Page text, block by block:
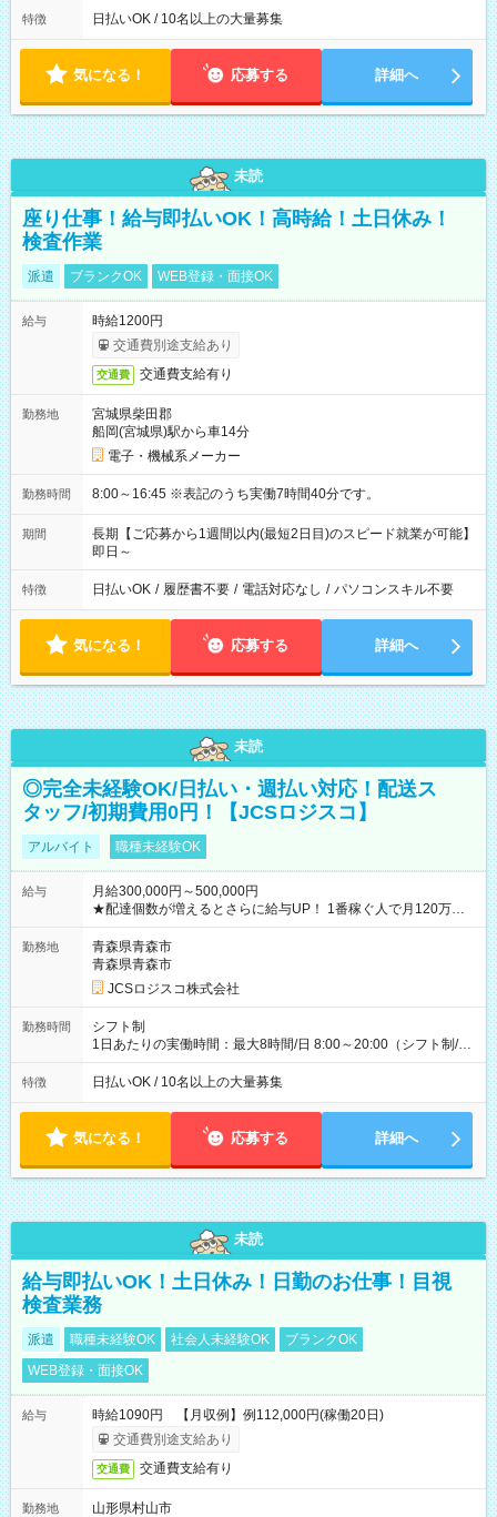
によって時間外での勤務可能性有り ※案件により多少の前後あ
特徴 日払いOK / 10名以上の大量募集
気になる！ 応募する 詳細へ
未読
座り仕事！給与即払いOK！高時給！土日休み！
検査作業
派遣 ブランクOK WEB登録・面接OK
給与
時給1200円
交通費別途支給あり
交通費 交通費支給有り
勤務地
宮城県柴田郡
船岡(宮城県)駅から車14分
電子・機械系メーカー
勤務時間 8:00～16:45 ※表記のうち実働7時間40分です。
期間
長期【ご応募から1週間以内(最短2日目)のスピード就業が可能】
即日～
特徴 日払いOK / 履歴書不要 / 電話対応なし / パソコンスキル不要
気になる！ 応募する 詳細へ
未読
◎完全未経験OK/日払い・週払い対応！配送ス
タッフ/初期費用0円！【JCSロジスコ】
アルバイト 職種未経験OK
給与
月給300,000円～500,000円
★配達個数が増えるとさらに給与UP！ 1番稼ぐ人で月120万ほ
ど！ ・主要都市エリア 月収55万円／週5日稼働 月収65万~112
万円／週6日稼働 ・地方郊外エリア 月収40万円／週5日稼働 月
収40万円~50万円／週6日稼働 ＜モデルイメージ＞ ■月収50万
円 (27歳男性/江東区在住)※元建築関係 1日150個配達×25日勤務
(日休み) ■月収80万円(43歳男性/墨田区在住)※元営業 1日200個
勤務地
青森県青森市
青森県青森市
JCSロジスコ株式会社
勤務時間
シフト制
1日あたりの実働時間：最大8時間/日 8:00～20:00（シフト制/実
働8時間） ※週5日勤務（場所次第では週4も有り） ※配達状況
によって時間外での勤務可能性有り ※案件により多少の前後あ
特徴 日払いOK / 10名以上の大量募集
気になる！ 応募する 詳細へ
未読
給与即払いOK！土日休み！日勤のお仕事！目視
検査業務
派遣 職種未経験OK 社会人未経験OK
ブランクOK
WEB登録・面接OK
給与
時給1090円 【月収例】例112,000円(稼働20日)
交通費別途支給あり
交通費 交通費支給有り
勤務地
山形県村山市